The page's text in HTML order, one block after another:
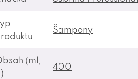
Šampony
(ml,
400